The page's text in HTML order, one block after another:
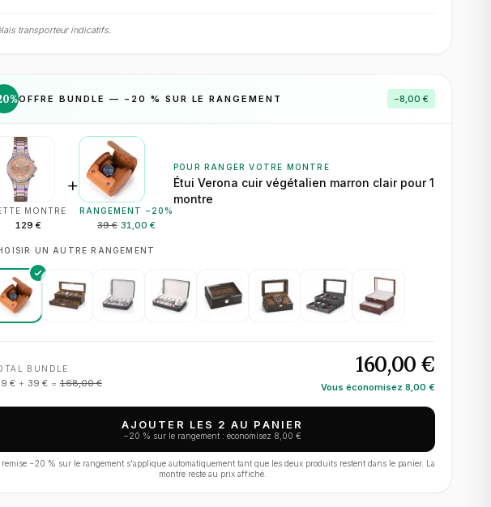
transporteur indicatifs.
%OFFRE BUNDLE — − 20 % SUR LE RANGEMENT −8,00 €
MONTRE
129 €
+
RANGEMENT − 20 %
39 € 31,00 €
POUR RANGER VOTRE MONTRE
Étui Verona cuir végétalien marron clair pour 1
montre
UN AUTRE RANGEMENT
BUNDLE
€ + 39 € = 168,00 €
160,00 €
Vous économisez 8,00 €
AJOUTER LES 2 AU PANIER
−20 % sur le rangement : économisez 8,00 €
remise −20 % sur le rangement s'applique automatiquement tant que les deux produits restent dans le panier. La
montre reste au prix affiché.